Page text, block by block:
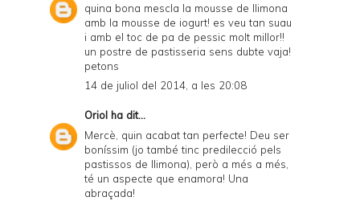
l
y
d
P
D
F
quina bona mescla la mousse de llimona
amb la mousse de iogurt! es veu tan suau
i amb el toc de pa de pessic molt millor!!
un postre de pastisseria sens dubte vaja!
petons
14 de juliol del 2014, a les 20:08
Oriol ha dit...
Mercè, quin acabat tan perfecte! Deu ser
boníssim (jo també tinc predilecció pels
pastissos de llimona), però a més a més,
té un aspecte que enamora! Una
abraçada!